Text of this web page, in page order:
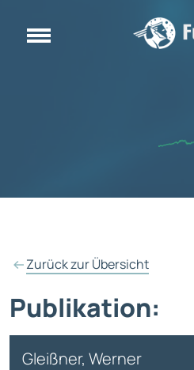
Zurück zur Übersicht
Publikation:
Gleißner, Werner